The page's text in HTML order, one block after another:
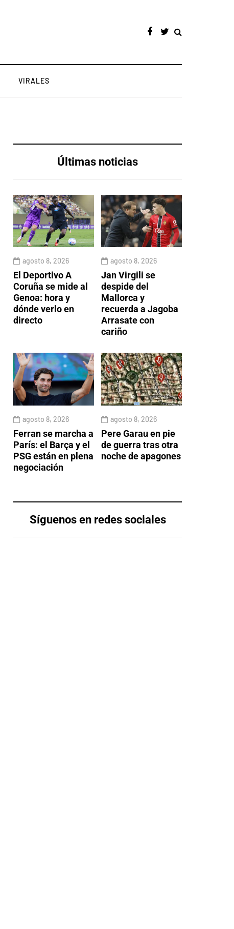
VIRALES
Últimas noticias
agosto 8, 2026
El Deportivo A
Coruña se mide al
Genoa: hora y
dónde verlo en
directo
agosto 8, 2026
Jan Virgili se
despide del
Mallorca y
recuerda a Jagoba
Arrasate con
cariño
agosto 8, 2026
Ferran se marcha a
París: el Barça y el
PSG están en plena
negociación
agosto 8, 2026
Pere Garau en pie
de guerra tras otra
noche de apagones
Síguenos en redes sociales